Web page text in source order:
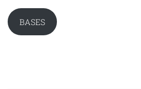
BASES